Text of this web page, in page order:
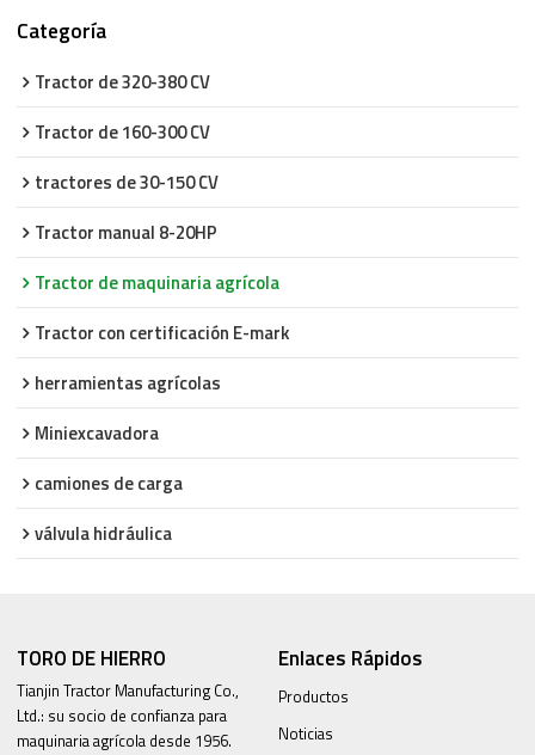
Categoría
Tractor de 320-380 CV
Tractor de 160-300 CV
tractores de 30-150 CV
Tractor manual 8-20HP
Tractor de maquinaria agrícola
Tractor con certificación E-mark
herramientas agrícolas
Miniexcavadora
camiones de carga
válvula hidráulica
TORO DE HIERRO
Tianjin Tractor Manufacturing Co.,
Ltd.: su socio de confianza para
maquinaria agrícola desde 1956.
Enlaces Rápidos
Productos
Noticias